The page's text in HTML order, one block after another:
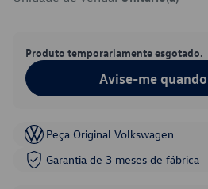
Produto temporariamente esgotado.
Avise-me
Peça Original Volkswagen
Garantia de 3 meses de fábrica